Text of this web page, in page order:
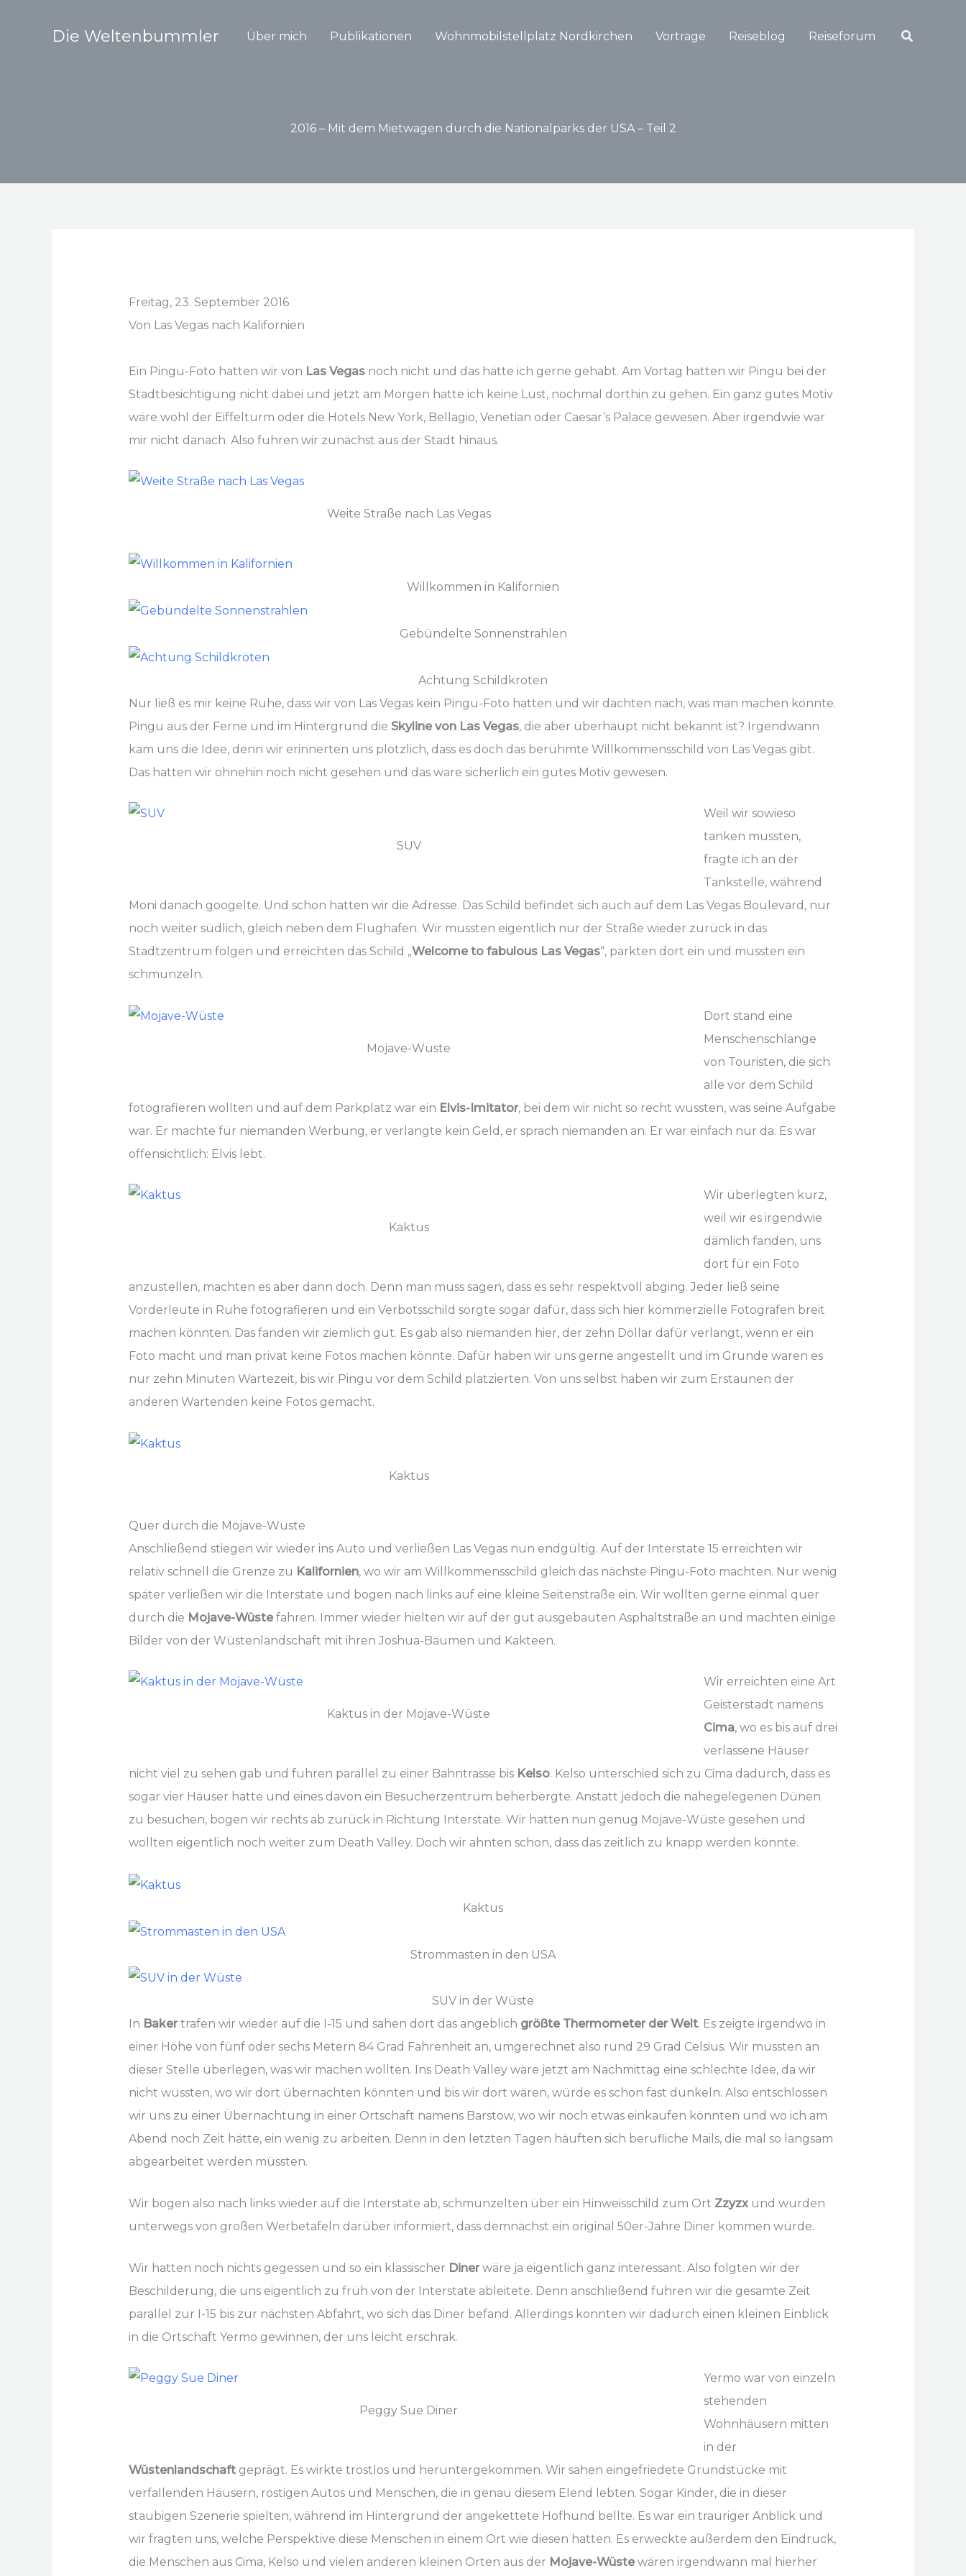
Die Weltenbummler Über mich Publikationen Wohnmobilstellplatz Nordkirchen Vorträge Reiseblog Reiseforum Suchen
2016 – Mit dem Mietwagen durch die Nationalparks der USA – Teil 2
Freitag, 23. September 2016
Von Las Vegas nach Kalifornien
Ein Pingu-Foto hatten wir von Las Vegasnoch nicht und das hätte ich gerne gehabt. Am Vortag hatten wir Pingu bei der
Stadtbesichtigung nicht dabei und jetzt am Morgen hatte ich keine Lust, nochmal dorthin zu gehen. Ein ganz gutes Motiv
wäre wohl der Eiffelturm oder die Hotels New York, Bellagio, Venetian oder Caesar’s Palace gewesen. Aber irgendwie war
mir nicht danach. Also fuhren wir zunächst aus der Stadt hinaus.
Weite Straße nach Las Vegas
Willkommen in Kalifornien
Gebündelte Sonnenstrahlen
Achtung Schildkröten
Nur ließ es mir keine Ruhe, dass wir von Las Vegas kein Pingu-Foto hatten und wir dachten nach, was man machen könnte.
Pingu aus der Ferne und im Hintergrund die Skyline von Las Vegas, die aber überhaupt nicht bekannt ist? Irgendwann
kam uns die Idee, denn wir erinnerten uns plötzlich, dass es doch das berühmte Willkommensschild von Las Vegas gibt.
Das hatten wir ohnehin noch nicht gesehen und das wäre sicherlich ein gutes Motiv gewesen.
SUV
Weil wir sowieso
tanken mussten,
fragte ich an der
Tankstelle, während
Moni danach googelte. Und schon hatten wir die Adresse. Das Schild befindet sich auch auf dem Las Vegas Boulevard, nur
noch weiter südlich, gleich neben dem Flughafen. Wir mussten eigentlich nur der Straße wieder zurück in das
Stadtzentrum folgen und erreichten das Schild „Welcome to fabulous Las Vegas“, parkten dort ein und mussten ein
schmunzeln.
Mojave-Wüste
Dort stand eine
Menschenschlange
von Touristen, die sich
alle vor dem Schild
fotografieren wollten und auf dem Parkplatz war ein Elvis-Imitator, bei dem wir nicht so recht wussten, was seine Aufgabe
war. Er machte für niemanden Werbung, er verlangte kein Geld, er sprach niemanden an. Er war einfach nur da. Es war
offensichtlich: Elvis lebt.
Kaktus
Wir überlegten kurz,
weil wir es irgendwie
dämlich fanden, uns
dort für ein Foto
anzustellen, machten es aber dann doch. Denn man muss sagen, dass es sehr respektvoll abging. Jeder ließ seine
Vorderleute in Ruhe fotografieren und ein Verbotsschild sorgte sogar dafür, dass sich hier kommerzielle Fotografen breit
machen könnten. Das fanden wir ziemlich gut. Es gab also niemanden hier, der zehn Dollar dafür verlangt, wenn er ein
Foto macht und man privat keine Fotos machen könnte. Dafür haben wir uns gerne angestellt und im Grunde waren es
nur zehn Minuten Wartezeit, bis wir Pingu vor dem Schild platzierten. Von uns selbst haben wir zum Erstaunen der
anderen Wartenden keine Fotos gemacht.
Kaktus
Quer durch die Mojave-Wüste
Anschließend stiegen wir wieder ins Auto und verließen Las Vegas nun endgültig. Auf der Interstate 15 erreichten wir
relativ schnell die Grenze zu Kalifornien, wo wir am Willkommensschild gleich das nächste Pingu-Foto machten. Nur wenig
später verließen wir die Interstate und bogen nach links auf eine kleine Seitenstraße ein. Wir wollten gerne einmal quer
durch die Mojave-Wüstefahren. Immer wieder hielten wir auf der gut ausgebauten Asphaltstraße an und machten einige
Bilder von der Wüstenlandschaft mit ihren Joshua-Bäumen und Kakteen.
Kaktus in der Mojave-Wüste
Wir erreichten eine Art
Geisterstadt namens
Cima, wo es bis auf drei
verlassene Häuser
nicht viel zu sehen gab und fuhren parallel zu einer Bahntrasse bis Kelso. Kelso unterschied sich zu Cima dadurch, dass es
sogar vier Häuser hatte und eines davon ein Besucherzentrum beherbergte. Anstatt jedoch die nahegelegenen Dünen
zu besuchen, bogen wir rechts ab zurück in Richtung Interstate. Wir hatten nun genug Mojave-Wüste gesehen und
wollten eigentlich noch weiter zum Death Valley. Doch wir ahnten schon, dass das zeitlich zu knapp werden könnte.
Kaktus
Strommasten in den USA
SUV in der Wüste
In Bakertrafen wir wieder auf die I-15 und sahen dort das angeblich größte Thermometer der Welt. Es zeigte irgendwo in
einer Höhe von fünf oder sechs Metern 84 Grad Fahrenheit an, umgerechnet also rund 29 Grad Celsius. Wir mussten an
dieser Stelle überlegen, was wir machen wollten. Ins Death Valley wäre jetzt am Nachmittag eine schlechte Idee, da wir
nicht wussten, wo wir dort übernachten könnten und bis wir dort wären, würde es schon fast dunkeln. Also entschlossen
wir uns zu einer Übernachtung in einer Ortschaft namens Barstow, wo wir noch etwas einkaufen könnten und wo ich am
Abend noch Zeit hätte, ein wenig zu arbeiten. Denn in den letzten Tagen häuften sich berufliche Mails, die mal so langsam
abgearbeitet werden müssten.
Wir bogen also nach links wieder auf die Interstate ab, schmunzelten über ein Hinweisschild zum Ort Zzyzxund wurden
unterwegs von großen Werbetafeln darüber informiert, dass demnächst ein original 50er-Jahre Diner kommen würde.
Wir hatten noch nichts gegessen und so ein klassischer Dinerwäre ja eigentlich ganz interessant. Also folgten wir der
Beschilderung, die uns eigentlich zu früh von der Interstate ableitete. Denn anschließend fuhren wir die gesamte Zeit
parallel zur I-15 bis zur nächsten Abfahrt, wo sich das Diner befand. Allerdings konnten wir dadurch einen kleinen Einblick
in die Ortschaft Yermo gewinnen, der uns leicht erschrak.
Peggy Sue Diner
Yermo war von einzeln
stehenden
Wohnhäusern mitten
in der
Wüstenlandschaftgeprägt. Es wirkte trostlos und heruntergekommen. Wir sahen eingefriedete Grundstücke mit
verfallenden Häusern, rostigen Autos und Menschen, die in genau diesem Elend lebten. Sogar Kinder, die in dieser
staubigen Szenerie spielten, während im Hintergrund der angekettete Hofhund bellte. Es war ein trauriger Anblick und
wir fragten uns, welche Perspektive diese Menschen in einem Ort wie diesen hatten. Es erweckte außerdem den Eindruck,
die Menschen aus Cima, Kelso und vielen anderen kleinen Orten aus der Mojave-Wüstewären irgendwann mal hierher